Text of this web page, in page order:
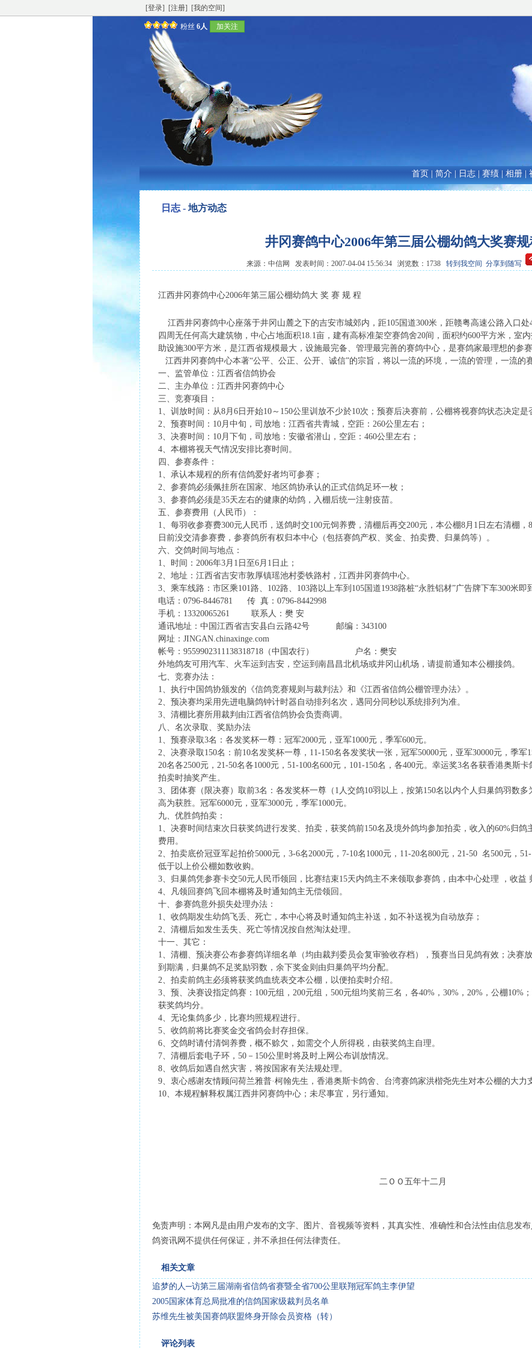
[登录] [注册] [我的空间]
粉丝 6人 加关注
首页 简介 日志 赛绩 相册
日志 - 地方动态
井冈赛鸽中心2006年第三届公棚幼鸽大奖赛
来源：中信网 发表时间：2007-04-04 15:56:34 浏览数：1738 转到我空间 分享到随写
江西井冈赛鸽中心2006年第三届公棚幼鸽大 奖 赛 规 程
江西井冈赛鸽中心座落于井冈山麓之下的吉安市城郊内，距105国道300米，距赣粤高速公路入口处
四周无任何高大建筑物，中心占地面积18.1亩，建有高标准架空赛鸽舍20间，面积约600平方米，室
助设施300平方米，是江西省规模最大，设施最完备、管理最完善的赛鸽中心，是赛鸽家最理想的参赛
江西井冈赛鸽中心本著“公平、公正、公开、诚信”的宗旨，将以一流的环境，一流的管理，一流的
一、监管单位：江西省信鸽协会
二、主办单位：江西井冈赛鸽中心
三、竞赛项目：
1、训放时间：从8月6日开始10～150公里训放不少於10次；预赛后决赛前，公棚将视赛鸽状态决定是
2、预赛时间：10月中旬，司放地：江西省共青城，空距：260公里左右；
3、决赛时间：10月下旬，司放地：安徽省潜山，空距：460公里左右；
4、本棚将视天气情况安排比赛时间。
四、参赛条件：
1、承认本规程的所有信鸽爱好者均可参赛；
2、参赛鸽必须佩挂所在国家、地区鸽协承认的正式信鸽足环一枚；
3、参赛鸽必须是35天左右的健康的幼鸽，入棚后统一注射疫苗。
五、参赛费用（人民币）：
1、每羽收参赛费300元人民币，送鸽时交100元饲养费，清棚后再交200元，本公棚8月1日左右清棚，
日前没交清参赛费，参赛鸽所有权归本中心（包括赛鸽产权、奖金、拍卖费、归巢鸽等）。
六、交鸽时间与地点：
1、时间：2006年3月1日至6月1日止；
2、地址：江西省吉安市敦厚镇瑶池村委铁路村，江西井冈赛鸽中心。
3、乘车线路：市区乘101路、102路、103路以上车到105国道1938路桩“永胜铝材”广告牌下车300米即
电话：0796-8446781 传 真：0796-8442998
手机：13320065261 联系人：樊 安
通讯地址：中国江西省吉安县白云路42号 邮编：343100
网址：JINGAN.chinaxinge.com
帐号：9559902311138318718（中国农行） 户名：樊安
外地鸽友可用汽车、火车运到吉安，空运到南昌昌北机场或井冈山机场，请提前通知本公棚接鸽。
七、竞赛办法：
1、执行中国鸽协颁发的《信鸽竞赛规则与裁判法》和《江西省信鸽公棚管理办法》。
2、预决赛均采用先进电脑鸽钟计时器自动排列名次，遇同分同秒以系统排列为准。
3、清棚比赛所用裁判由江西省信鸽协会负责商调。
八、名次录取、奖励办法
1、预赛录取3名：各发奖杯一尊：冠军2000元，亚军1000元，季军600元。
2、决赛录取150名：前10名发奖杯一尊，11-150名各发奖状一张，冠军50000元，亚军30000元，季军
20名各2500元，21-50名各1000元，51-100名600元，101-150名，各400元。幸运奖3名各获香港奥斯
拍卖时抽奖产生。
3、团体赛（限决赛）取前3名：各发奖杯一尊（1人交鸽10羽以上，按第150名以内个人归巢鸽羽数
高为获胜。冠军6000元，亚军3000元，季军1000元。
九、优胜鸽拍卖：
1、决赛时间结束次日获奖鸽进行发奖、拍卖，获奖鸽前150名及境外鸽均参加拍卖，收入的60%归鸽
费用。
2、拍卖底价冠亚军起拍价5000元，3-6名2000元，7-10名1000元，11-20名800元，21-50 名500元，51-
低于以上价公棚如数收购。
3、归巢鸽凭参赛卡交50元人民币领回，比赛结束15天内鸽主不来领取参赛鸽，由本中心处理 ，收益
4、凡领回赛鸽飞回本棚将及时通知鸽主无偿领回。
十、参赛鸽意外损失处理办法：
1、收鸽期发生幼鸽飞丢、死亡，本中心将及时通知鸽主补送，如不补送视为自动放弃；
2、清棚后如发生丢失、死亡等情况按自然淘汰处理。
十一、其它：
1、清棚、预决赛公布参赛鸽详细名单（均由裁判委员会复审验收存档），预赛当日见鸽有效；决赛
到期满，归巢鸽不足奖励羽数，余下奖金则由归巢鸽平均分配。
2、拍卖前鸽主必须将获奖鸽血统表交本公棚，以便拍卖时介绍。
3、预、决赛设指定鸽赛：100元组，200元组，500元组均奖前三名，各40%，30%，20%，公棚10%
获奖鸽均分。
4、无论集鸽多少，比赛均照规程进行。
5、收鸽前将比赛奖金交省鸽会封存担保。
6、交鸽时请付清饲养费，概不赊欠，如需交个人所得税，由获奖鸽主自理。
7、清棚后套电子环，50－150公里时将及时上网公布训放情况。
8、收鸽后如遇自然灾害，将按国家有关法规处理。
9、衷心感谢友情顾问荷兰雅普·柯翰先生，香港奥斯卡鸽舍、台湾赛鸽家洪楷尧先生对本公棚的大力
10、本规程解释权属江西井冈赛鸽中心；未尽事宜，另行通知。
二ＯＯ五年十二月
免责声明：本网凡是由用户发布的文字、图片、音视频等资料，其真实性、准确性和合法性由信息发
鸽资讯网不提供任何保证，并不承担任何法律责任。
相关文章
追梦的人─访第三届湖南省信鸽省赛暨全省700公里联翔冠军鸽主李伊望
2005国家体育总局批准的信鸽国家级裁判员名单
苏维先生被美国赛鸽联盟终身开除会员资格（转）
评论列表